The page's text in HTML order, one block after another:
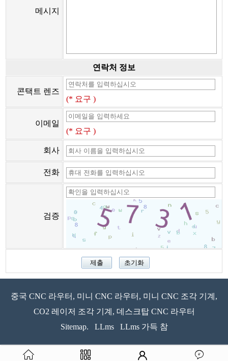
메시지
연락처 정보
콘택트 렌즈
(* 요구 )
이메일
(* 요구 )
회사
전화
검증
중국 CNC 라우터, 미니 CNC 라우터, 미니 CNC 조각 기계,
CO2 레이저 조각 기계, 데스크탑 CNC 라우터
Sitemap.
LLms LLms 가득 참